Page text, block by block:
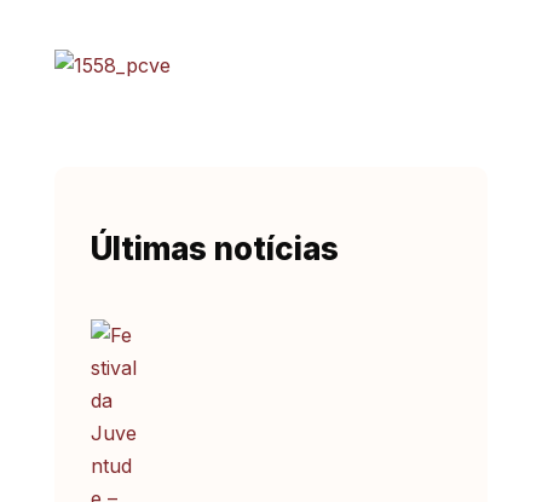
Últimas notícias